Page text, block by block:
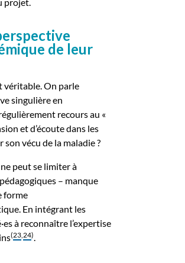
projet.
de leur
véritable. On parle
singulière en
recours au «
et d’écoute dans les
vécu de la maladie ?
peut se limiter à
– manque
forme
En intégrant les
à reconnaître l’expertise
(23,24).